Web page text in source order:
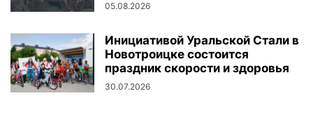
05.08.2026
Инициативой Уральской Стали в
Новотроицке состоится
праздник скорости и здоровья
30.07.2026